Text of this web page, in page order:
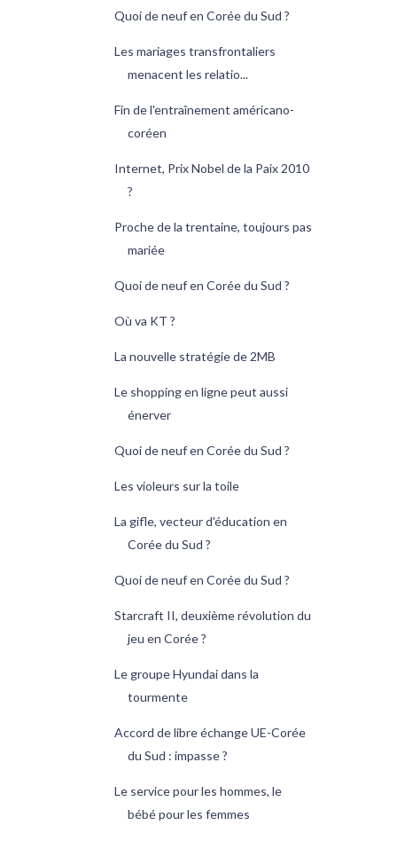
Quoi de neuf en Corée du Sud ?
Les mariages transfrontaliers
menacent les relatio...
Fin de l'entraînement américano-
coréen
Internet, Prix Nobel de la Paix 2010
?
Proche de la trentaine, toujours pas
mariée
Quoi de neuf en Corée du Sud ?
Où va KT ?
La nouvelle stratégie de 2MB
Le shopping en ligne peut aussi
énerver
Quoi de neuf en Corée du Sud ?
Les violeurs sur la toile
La gifle, vecteur d'éducation en
Corée du Sud ?
Quoi de neuf en Corée du Sud ?
Starcraft II, deuxième révolution du
jeu en Corée ?
Le groupe Hyundai dans la
tourmente
Accord de libre échange UE-Corée
du Sud : impasse ?
Le service pour les hommes, le
bébé pour les femmes